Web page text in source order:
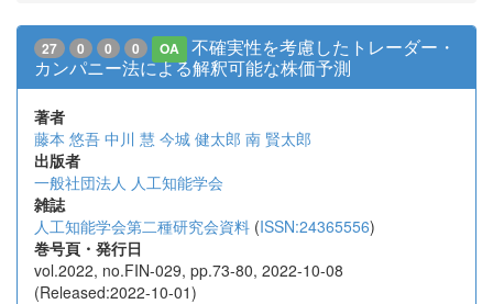
27 0 0 0 OA
不確実性を考慮したトレーダー・
カンパニー法による解釈可能な株価予測
著者
藤本 悠吾 中川 慧 今城 健太郎 南 賢太郎
出版者
一般社団法人 人工知能学会
雑誌
人工知能学会第二種研究会資料 (ISSN:24365556)
巻号頁・発行日
vol.2022, no.FIN-029, pp.73-80, 2022-10-08
(Released:2022-10-01)